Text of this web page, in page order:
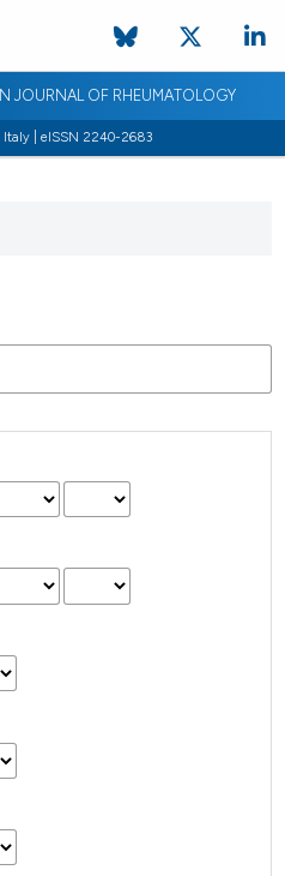
JOURNAL OF RHEUMATOLOGY
Italy | eISSN 2240-2683